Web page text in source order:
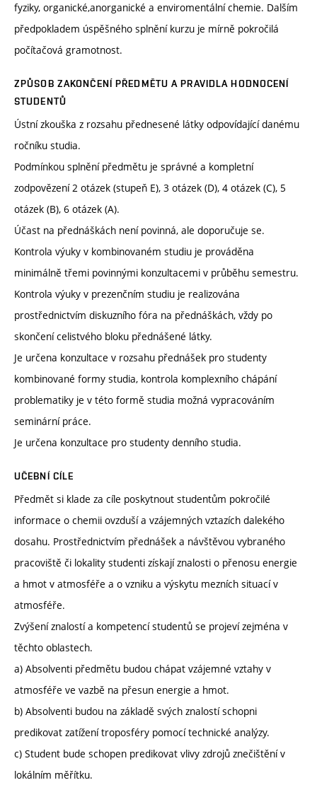
fyziky, organické,anorganické a enviromentální chemie. Dalším
předpokladem úspěšného splnění kurzu je mírně pokročilá
počítačová gramotnost.
ZPŮSOB ZAKONČENÍ PŘEDMĚTU A PRAVIDLA HODNOCENÍ
STUDENTŮ
Ústní zkouška z rozsahu přednesené látky odpovídající danému
ročníku studia.
Podmínkou splnění předmětu je správné a kompletní
zodpovězení 2 otázek (stupeň E), 3 otázek (D), 4 otázek (C), 5
otázek (B), 6 otázek (A).
Účast na přednáškách není povinná, ale doporučuje se.
Kontrola výuky v kombinovaném studiu je prováděna
minimálně třemi povinnými konzultacemi v průběhu semestru.
Kontrola výuky v prezenčním studiu je realizována
prostřednictvím diskuzního fóra na přednáškách, vždy po
skončení celistvého bloku přednášené látky.
Je určena konzultace v rozsahu přednášek pro studenty
kombinované formy studia, kontrola komplexního chápání
problematiky je v této formě studia možná vypracováním
seminární práce.
Je určena konzultace pro studenty denního studia.
UČEBNÍ CÍLE
Předmět si klade za cíle poskytnout studentům pokročilé
informace o chemii ovzduší a vzájemných vztazích dalekého
dosahu. Prostřednictvím přednášek a návštěvou vybraného
pracoviště či lokality studenti získají znalosti o přenosu energie
a hmot v atmosféře a o vzniku a výskytu mezních situací v
atmosféře.
Zvýšení znalostí a kompetencí studentů se projeví zejména v
těchto oblastech.
a) Absolventi předmětu budou chápat vzájemné vztahy v
atmosféře ve vazbě na přesun energie a hmot.
b) Absolventi budou na základě svých znalostí schopni
predikovat zatížení troposféry pomocí technické analýzy.
c) Student bude schopen predikovat vlivy zdrojů znečištění v
lokálním měřítku.